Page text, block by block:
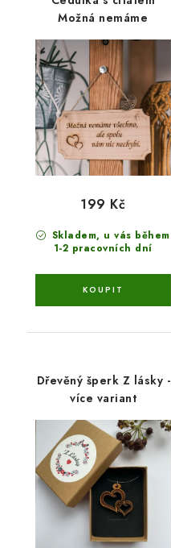
Možná nemáme
Skladem, u vás během
1-2 pracovních dní
199 Kč
Dřevěný šperk Z lásky -
více variant